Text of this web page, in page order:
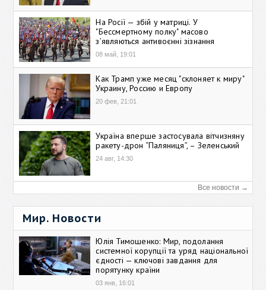
На Росії — збій у матриці. У
"Бессмертному полку" масово
зʼявляються антивоєнні зізнання
08 май, 19:01
Как Трамп уже месяц "склоняет к миру"
Украину, Россию и Европу
20 фев, 21:01
Україна вперше застосувала вітчизняну
ракету-дрон “Паляниця”, – Зеленський
24 авг, 14:30
Все новости →
Мир. Новости
Юлія Тимошенко: Мир, подолання
системної корупції та уряд національної
єдності — ключові завдання для
порятунку країни
03 янв, 16:01